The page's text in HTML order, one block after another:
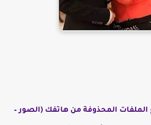
المحذوفة من هاتفك (الصور –